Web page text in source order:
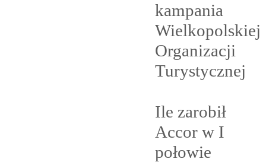
kampania
Wielkopolskiej
Organizacji
Turystycznej
Ile zarobił
Accor w I
połowie